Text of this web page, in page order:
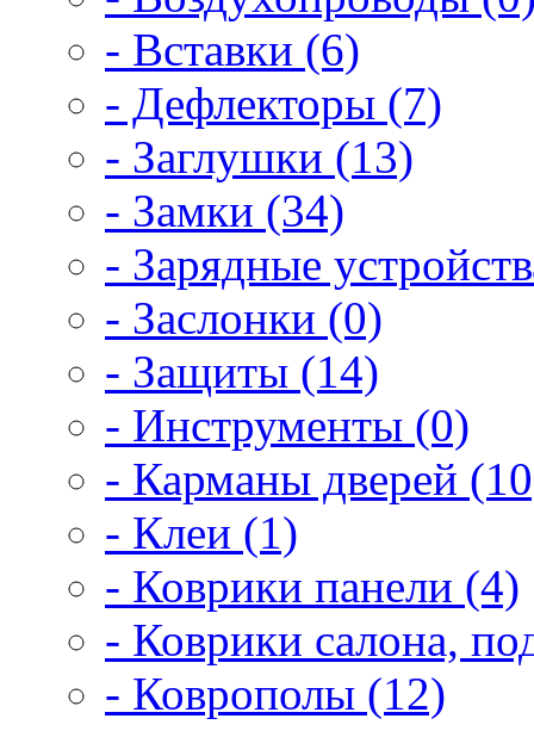
- Вставки (6)
- Дефлекторы (7)
- Заглушки (13)
- Замки (34)
- Зарядные
- Заслонки (0)
- Защиты (14)
- Инструменты (0)
- Карманы дверей
- Клеи (1)
- Коврики панели (4)
- Коврики салона,
- Коврополы (12)